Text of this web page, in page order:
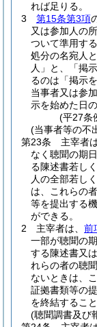
れば足りる。
3
第15条第3項
又は参加人の
ついて準用する
処分の名宛人
人」と、「掲
るのは「掲示
当事者又は参
示を始めた日
(平27条
(当事者等の不
第23条
主宰者
なく聴聞の期
る陳述書若し
人の全部若し
は、これらの
等を提出する
ができる。
2
主宰者は、 前
一部が聴聞の
する陳述書又
れらの者の聴
ないときは、
証拠書類等の
を終結するこ
(聴聞調書及び